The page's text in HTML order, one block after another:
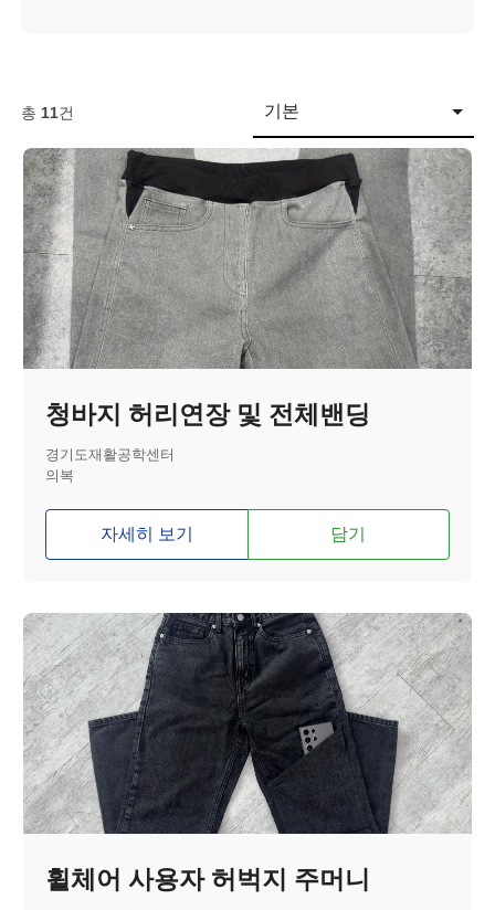
총 11건 기본
청바지 허리연장 및 전체밴딩
경기도재활공학센터
의복
자세히 보기 담기
휠체어 사용자 허벅지 주머니